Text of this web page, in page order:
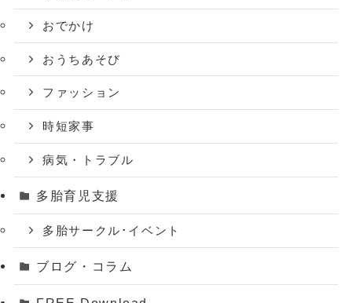
おでかけ
おうちあそび
ファッション
時短家事
病気・トラブル
多胎育児支援
多胎サークル･イベント
ブログ・コラム